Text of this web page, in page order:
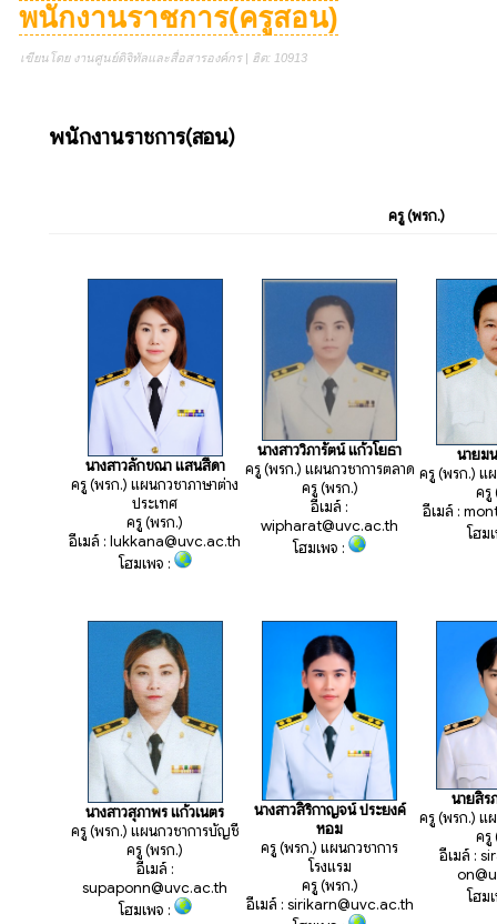
พนักงานราชการ(ครูสอน)
เขียนโดย งานศูนย์ดิจิทัลและสื่อสารองค์กร | ฮิต: 10913